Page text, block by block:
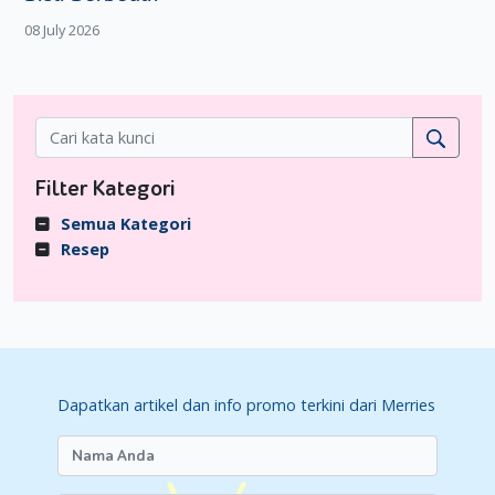
Banyak yang menghindari hati ayam karena dianggap
bayi umur 6 bulan. Selama dimasak matang dan tidak
berlebihan, hati ayam bisa menjadi bagian dari menu gizi
11. Tekstur Padat Hanya Untuk Bayi Yang Sudah
Tumbuh Gigi
penting untuk perkembangan kemampuan mengunyah dan
mengenali tahapan tekstur MPASI yang sesuai dengan usia
Si Kecil, Moms bisa baca lebih lengkap di
12. Memberi Madu Itu Sehat Untuk Bayi
08 July 2026
Filter Kategori
Semua Kategori
Resep
Dapatkan artikel dan info promo terkini dari Merries